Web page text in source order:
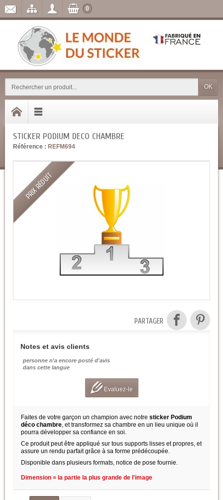
OK
0
STICKER PODIUM DECO CHAMBRE
Référence : REFM694
PRIX RÉDUIT
PARTAGER
Notes et avis clients
personne n'a encore posté d'avis
dans cette langue
Evaluez-le
Faites de votre garçon un champion avec notre sticker Podium
déco chambre, et transformez sa chambre en un lieu unique où il
pourra développer sa confiance en soi.
Ce produit peut être appliqué sur tous supports lisses et propres, et
assure un rendu parfait grâce à sa forme prédécoupée.
Disponible dans plusieurs formats, notice de pose fournie.
Dimension = la partie la plus grande de l'image